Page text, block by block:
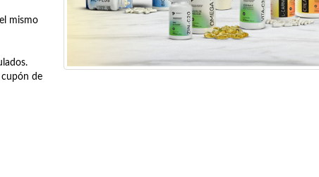
mismo
cupón de